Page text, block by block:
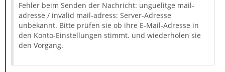
Fehler beim Senden der Nachricht: unguelitge mail-
adresse / invalid mail-adress: Server-Adresse
unbekannt. Bitte prüfen sie ob ihre E-Mail-Adresse in
den Konto-Einstellungen stimmt. und wiederholen sie
den Vorgang.